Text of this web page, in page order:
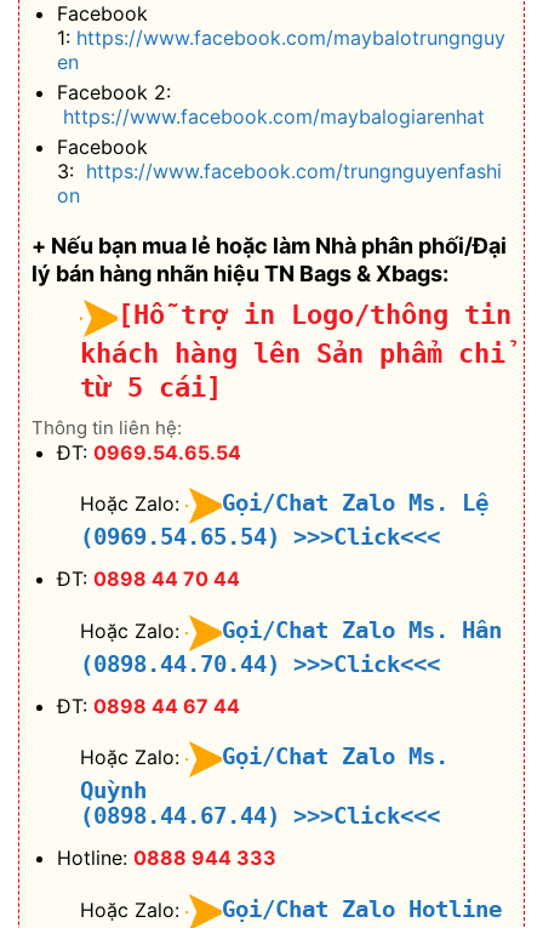
Facebook
1: https://www.facebook.com/maybalotrungnguy
en
Facebook 2:
https://www.facebook.com/maybalogiarenhat
Facebook
3: https://www.facebook.com/trungnguyenfashi
on
+ Nếu bạn mua lẻ hoặc làm Nhà phân phối/Đại
lý bán hàng nhãn hiệu TN Bags & Xbags:
[Hỗ trợ in Logo/thông tin
khách hàng lên Sản phẩm chỉ
từ 5 cái]
Thông tin liên hệ:
ĐT: 0969.54.65.54
Hoặc Zalo:
Gọi/Chat Zalo Ms. Lệ
(0969.54.65.54)
>>>Click<<<
ĐT: 0898 44 70 44
Hoặc Zalo:
Gọi/Chat Zalo Ms. Hân
(0898.44.70.44)
>>>Click<<<
ĐT: 0898 44 67 44
Hoặc Zalo:
Gọi/Chat Zalo Ms.
Quỳnh
(0898.44.67.44)
>>>Click<<<
Hotline: 0888 944 333
Hoặc Zalo: Gọi/Chat Zalo Hotline